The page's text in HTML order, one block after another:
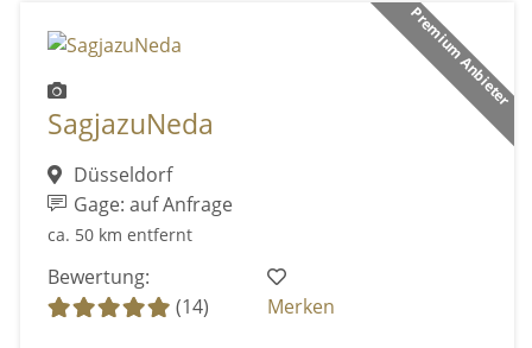
Premium Anbieter
SagjazuNeda
Düsseldorf
Gage: auf Anfrage
ca. 50 km entfernt
Bewertung:
(14)
Merken